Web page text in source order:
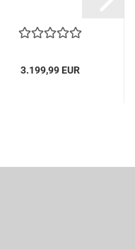
3.199,99 EUR